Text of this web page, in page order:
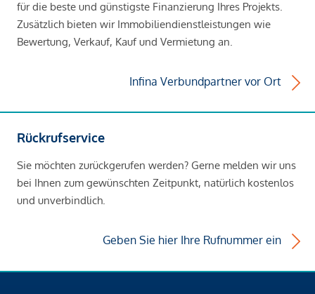
für die beste und günstigste Finanzierung Ihres Projekts.
Zusätzlich bieten wir Immobiliendienstleistungen wie
Bewertung, Verkauf, Kauf und Vermietung an.
Infina Verbundpartner vor Ort
Rückrufservice
Sie möchten zurückgerufen werden? Gerne melden wir uns
bei Ihnen zum gewünschten Zeitpunkt, natürlich kostenlos
und unverbindlich.
Geben Sie hier Ihre Rufnummer ein